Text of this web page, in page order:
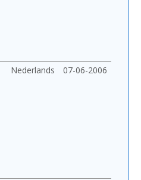
Nederlands 07-06-2006